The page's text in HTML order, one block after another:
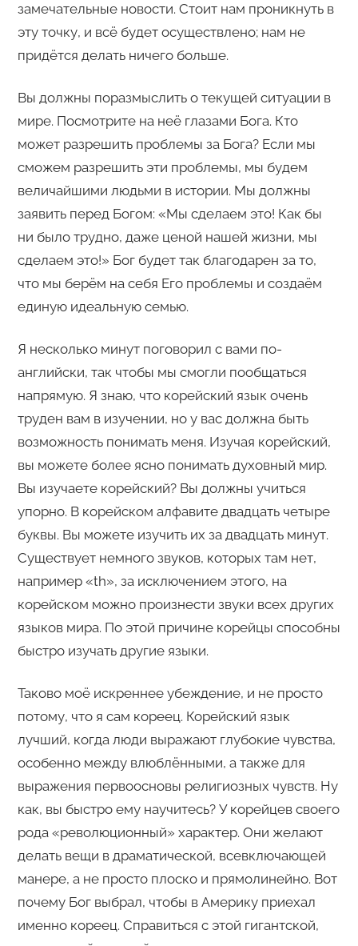
замечательные новости. Стоит нам проникнуть в
эту точку, и всё будет осуществлено; нам не
придётся делать ничего больше.
Вы должны поразмыслить о текущей ситуации в
мире. Посмотрите на неё глазами Бога. Кто
может разрешить проблемы за Бога? Если мы
сможем разрешить эти проблемы, мы будем
величайшими людьми в истории. Мы должны
заявить перед Богом: «Мы сделаем это! Как бы
ни было трудно, даже ценой нашей жизни, мы
сделаем это!» Бог будет так благодарен за то,
что мы берём на себя Его проблемы и создаём
единую идеальную семью.
Я несколько минут поговорил с вами по-
английски, так чтобы мы смогли пообщаться
напрямую. Я знаю, что корейский язык очень
труден вам в изучении, но у вас должна быть
возможность понимать меня. Изучая корейский,
вы можете более ясно понимать духовный мир.
Вы изучаете корейский? Вы должны учиться
упорно. В корейском алфавите двадцать четыре
буквы. Вы можете изучить их за двадцать минут.
Существует немного звуков, которых там нет,
например «th», за исключением этого, на
корейском можно произнести звуки всех других
языков мира. По этой причине корейцы способны
быстро изучать другие языки.
Таково моё искреннее убеждение, и не просто
потому, что я сам кореец. Корейский язык
лучший, когда люди выражают глубокие чувства,
особенно между влюблёнными, а также для
выражения первоосновы религиозных чувств. Ну
как, вы быстро ему научитесь? У корейцев своего
рода «революционный» характер. Они желают
делать вещи в драматической, всевключающей
манере, а не просто плоско и прямолинейно. Вот
почему Бог выбрал, чтобы в Америку приехал
именно кореец. Справиться с этой гигантской,